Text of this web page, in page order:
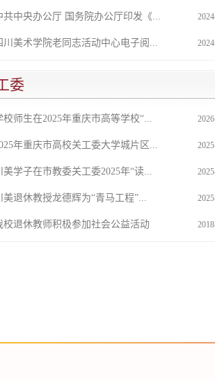
共中央办公厅 国务院办公厅印发《...
川美术学院老同志活动中心电子阅...
委
校师生在2025年重庆市高等学校“...
年重庆市高校关工委大学城片区...
美学子在市教委关工委2025年“读...
美退休教授龙德辉为“青马工程”...
校退休教师积极参加社会公益活动